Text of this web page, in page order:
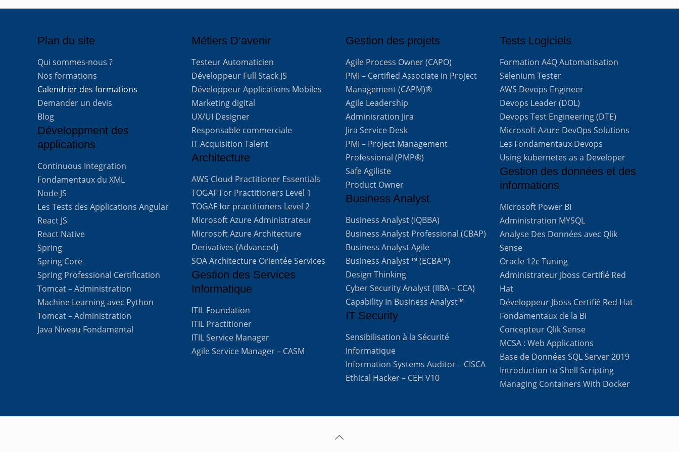
Plan du site
Qui sommes-nous ?
Nos formations
Calendrier des formations
Demander un devis
Blog
Développment des
applications
Continuous Integration
Fondamentaux du XML
Node JS
Les Tests des Applications Angular
React JS
React Native
Spring
Spring Core
Spring Professional Certification
Tomcat – Administration
Machine Learning avec Python
Tomcat – Administration
Java Niveau Fondamental
Métiers D’avenir
Testeur Automaticien
Développeur Full Stack JS
Développeur Applications Mobiles
Marketing digital
UX/UI Designer
Responsable commerciale
IT Acquisition Talent
Architecture
AWS Cloud Practitioner Essentials
TOGAF For Practitioners Level 1
TOGAF for practitioners Level 2
Microsoft Azure Administrateur
Microsoft Azure Architecture
Derivatives (Advanced)
SOA Architecture Orientée Services
Gestion des Services
Informatique
ITIL Foundation
ITIL Practitioner
ITIL Service Manager
Agile Service Manager – CASM
Gestion des projets
Agile Process Owner (CAPO)
PMI – Certified Associate in Project
Management (CAPM)®
Agile Leadership
Adminisration Jira
Jira Service Desk
PMI – Project Management
Professional (PMP®)
Safe Agiliste
Product Owner
Business Analyst
Business Analyst (IQBBA)
Business Analyst Professional (CBAP)
Business Analyst Agile
Business Analyst ™ (ECBA™)
Design Thinking
Cyber Security Analyst (IIBA – CCA)
Capability In Business Analyst™
IT Security
Sensibilisation à la Sécurité
Informatique
Information Systems Auditor – CISCA
Ethical Hacker – CEH V10
Tests Logiciels
Formation A4Q Automatisation
Selenium Tester
AWS Devops Engineer
Devops Leader (DOL)
Devops Test Engineering (DTE)
Microsoft Azure DevOps Solutions
Les Fondamentaux Devops
Using kubernetes as a Developer
Gestion des données et des
informations
Microsoft Power BI
Administration MYSQL
Analyse Des Données avec Qlik
Sense
Oracle 12c Tuning
Administrateur Jboss Certifié Red
Hat
Développeur Jboss Certifié Red Hat
Fondamentaux de la BI
Concepteur Qlik Sense
MCSA : Web Applications
Base de Données SQL Server 2019
Introduction to Shell Scripting
Managing Containers With Docker